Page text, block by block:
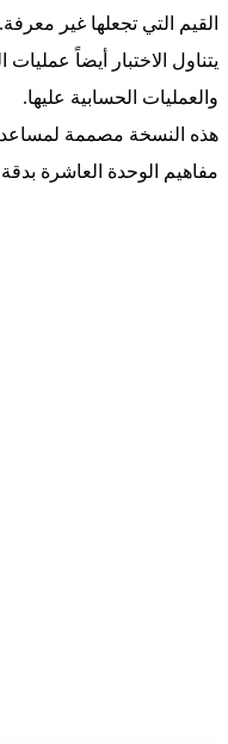
القيم التي تجعلها غير معرفة.
يتناول الاختبار أيضاً
والعمليات الحسابية عليها.
هذه النسخة مصممة
مفاهيم الوحدة العاشرة بدقة.